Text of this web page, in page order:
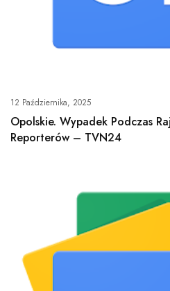
12 Października, 2025
Opolskie. Wypadek Podczas
Reporterów – TVN24